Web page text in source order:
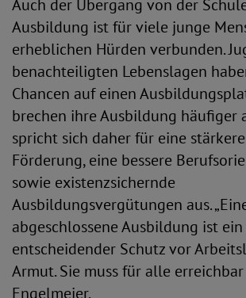
Auch der Übergang von der
Ausbildung ist für viele junge
erheblichen Hürden verbunden.
benachteiligten Lebenslagen
Chancen auf einen
brechen ihre Ausbildung häufiger
spricht sich daher für eine
Förderung, eine bessere
sowie existenzsichernde
Ausbildungsvergütungen aus.
abgeschlossene Ausbildung ist ein
entscheidender Schutz vor
Armut. Sie muss für alle erreichbar
Engelmeier.